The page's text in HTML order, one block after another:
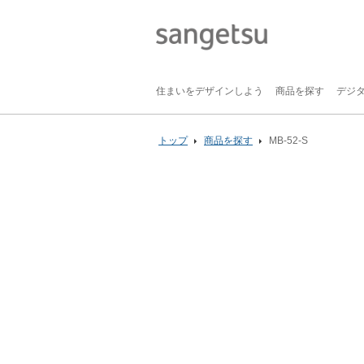
住まいをデザインしよう 商品を探す デジ
トップ 商品を探す MB-52-S